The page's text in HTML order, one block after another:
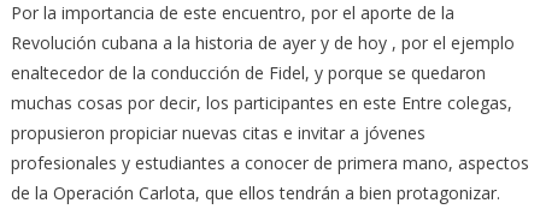
Por la importancia de este encuentro, por el aporte de la
Revolución cubana a la historia de ayer y de hoy , por el ejemplo
enaltecedor de la conducción de Fidel, y porque se quedaron
muchas cosas por decir, los participantes en este Entre colegas,
propusieron propiciar nuevas citas e invitar a jóvenes
profesionales y estudiantes a conocer de primera mano, aspectos
de la Operación Carlota, que ellos tendrán a bien protagonizar.